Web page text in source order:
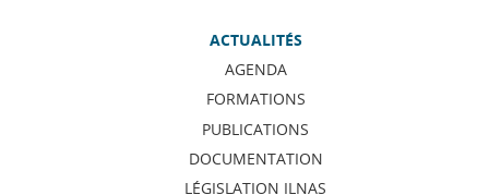
ACTUALITÉS
AGENDA
FORMATIONS
PUBLICATIONS
DOCUMENTATION
LÉGISLATION ILNAS